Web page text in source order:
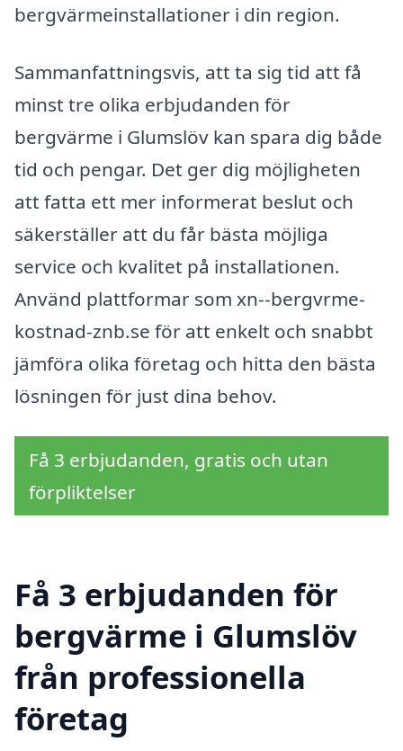
bergvärmeinstallationer i din region.
Sammanfattningsvis, att ta sig tid att få
minst tre olika erbjudanden för
bergvärme i Glumslöv kan spara dig både
tid och pengar. Det ger dig möjligheten
att fatta ett mer informerat beslut och
säkerställer att du får bästa möjliga
service och kvalitet på installationen.
Använd plattformar som xn--bergvrme-
kostnad-znb.se för att enkelt och snabbt
jämföra olika företag och hitta den bästa
lösningen för just dina behov.
Få 3 erbjudanden, gratis och utan
förpliktelser
Få 3 erbjudanden för
bergvärme i Glumslöv
från professionella
företag